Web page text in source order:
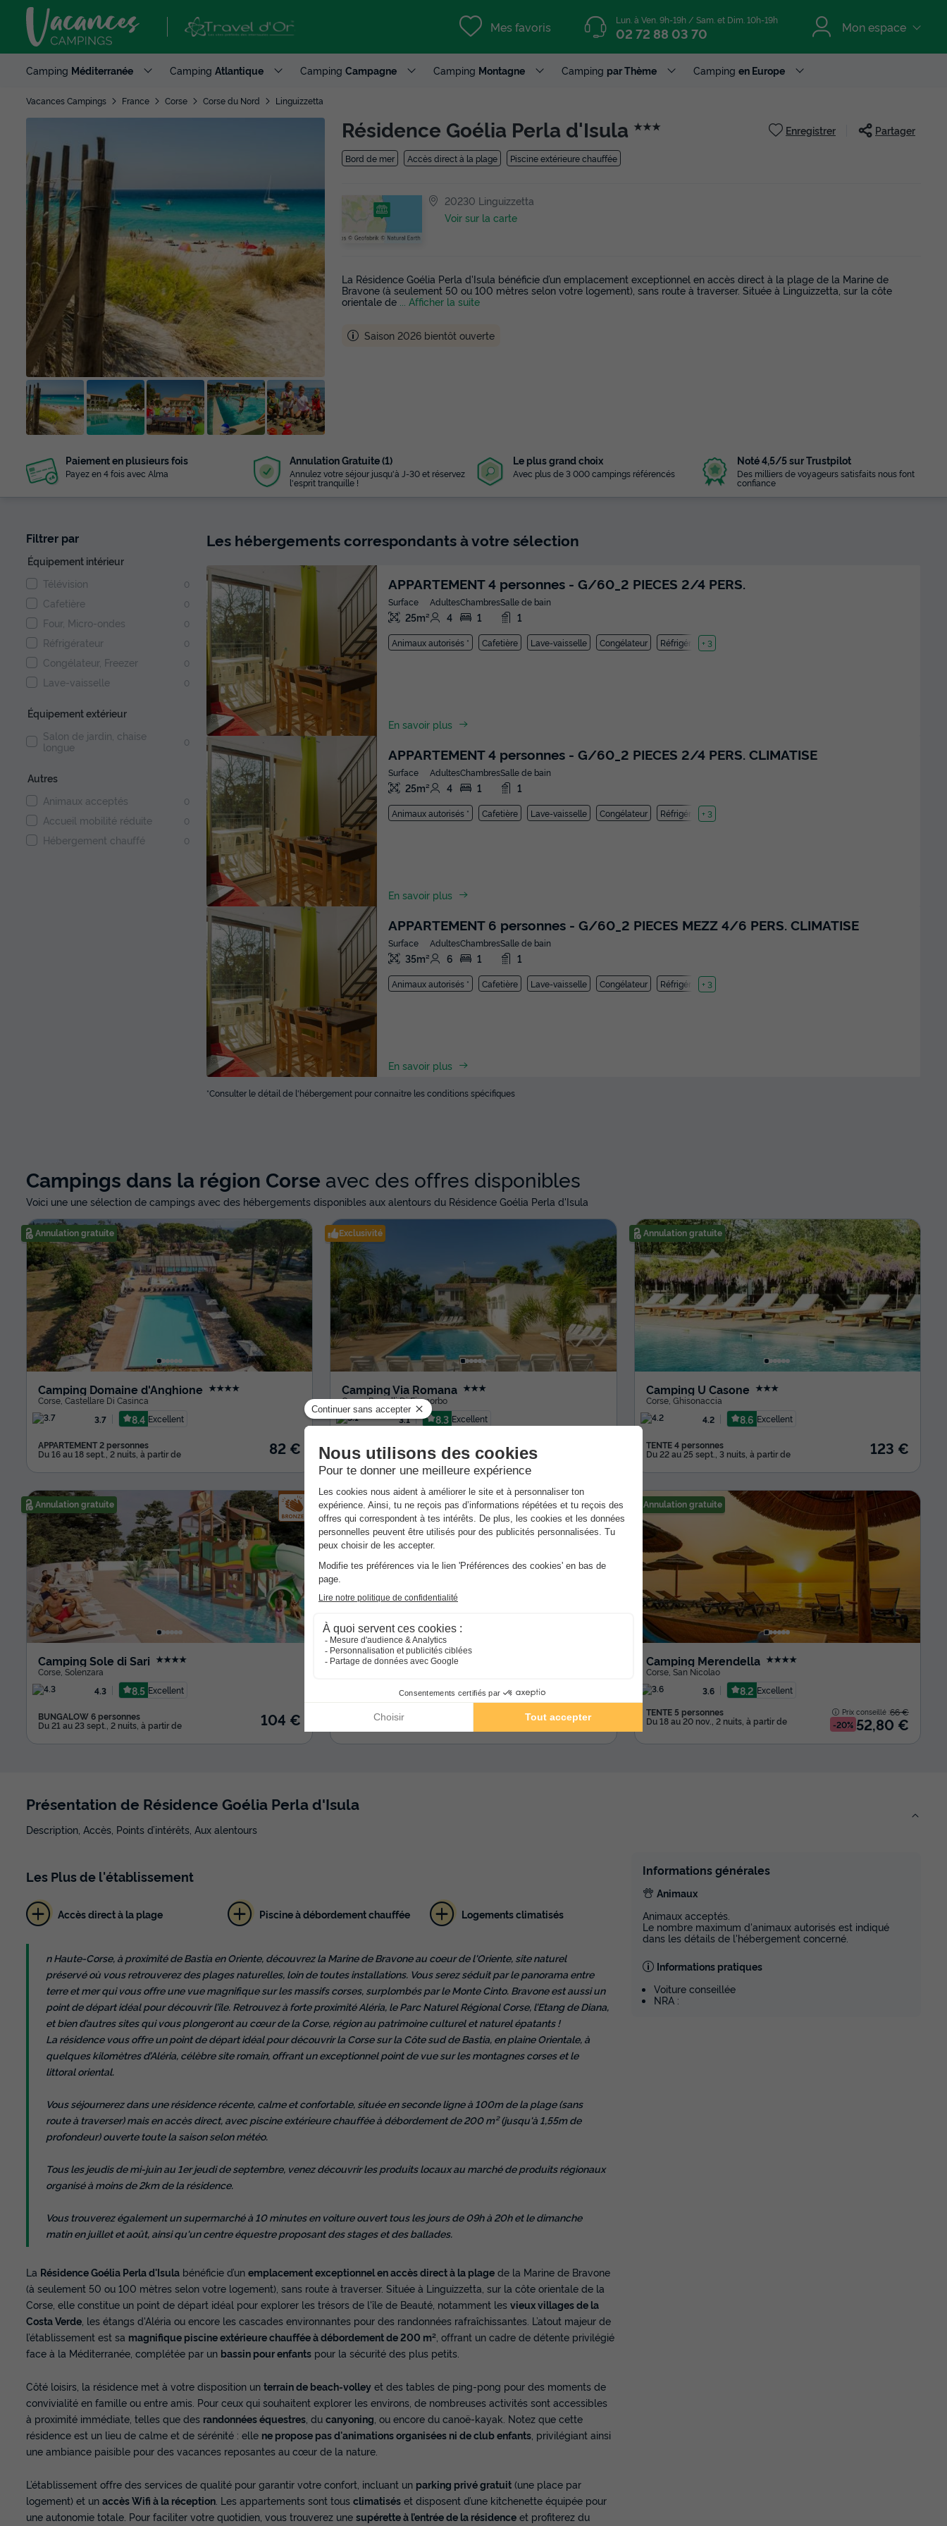
Mes favoris Lun. à Ven. 9h-19h / Sam. et Dim. 10h-19h
02 72 88 03 70 Mon espace
Camping Méditerranée Camping Atlantique Camping Campagne Camping Montagne Camping par Thème Camping en Europe
Vacances Campings France Corse Corse du Nord Linguizzetta
+ 14
photos
Résidence Goélia Perla d'Isula ★★★ Enregistrer Partager
Bord de mer Accès direct à la plage Piscine extérieure chauffée
20230 Linguizzetta
Voir sur la carte
La Résidence Goélia Perla d'Isula bénéficie d’un emplacement exceptionnel en accès direct à la plage de la Marine de
Bravone (à seulement 50 ou 100 mètres selon votre logement), sans route à traverser. Située à Linguizzetta, sur la côte
orientale de
... Afficher la suite
Saison 2026 bientôt ouverte
Paiement en plusieurs fois
Payez en 4 fois avec Alma
Annulation Gratuite (1)
Annulez votre séjour jusqu'à J-30 et réservez
l'esprit tranquille !
Le plus grand choix
Avec plus de 3 000 campings référencés
Noté 4,5/5 sur Trustpilot
Des milliers de voyageurs satisfaits nous font
confiance
Filtrer par
Équipement intérieur
Télévision
0
Cafetière 0
Four, Micro-ondes 0
Réfrigérateur 0
Congélateur, Freezer 0
Lave-vaisselle 0
Équipement extérieur
Salon de jardin, chaise
longue
0
Autres
Animaux acceptés
0
Accueil mobilité réduite 0
Hébergement chauffé 0
Les hébergements correspondants à votre sélection
APPARTEMENT 4 personnes - G/60_2 PIECES 2/4 PERS.
Surface
25m²
Adultes
4
Chambres
1
Salle de bain
1
Animaux autorisés * Cafetière Lave-vaisselle Congélateur Réfrigérateur
+ 3
En savoir plus
APPARTEMENT 4 personnes - G/60_2 PIECES 2/4 PERS. CLIMATISE
Surface
25m²
Adultes
4
Chambres
1
Salle de bain
1
Animaux autorisés * Cafetière Lave-vaisselle Congélateur Réfrigérateur
+ 3
En savoir plus
APPARTEMENT 6 personnes - G/60_2 PIECES MEZZ 4/6 PERS. CLIMATISE
Surface
35m²
Adultes
6
Chambres
1
Salle de bain
1
Animaux autorisés * Cafetière Lave-vaisselle Congélateur Réfrigérateur
+ 3
En savoir plus
*Consulter le détail de l'hébergement pour connaitre les conditions spécifiques
Campings dans la région Corse avec des offres disponibles
Voici une une sélection de campings avec des hébergements disponibles aux alentours du Résidence Goélia Perla d'Isula
Annulation gratuite
Camping Domaine d'Anghione ★★★★
Corse Castellare Di Casinca
3.7
8.4 Excellent
APPARTEMENT 2 personnes
Du 16 au 18 sept., 2 nuits, à partir de 82 €
Exclusivité
Camping Via Romana ★★★
Corse,Prunelli Di Fiumorbo
3.1
8.3 Excellent
Du 5 au 12 sept., 7 nuits, à partir de
Annulation gratuite
Camping U Casone ★★★
Corse, Ghisonaccia
4.2
8.6 Excellent
TENTE 4 personnes
Du 22 au 25 sept., 3 nuits, à partir de 123 €
Annulation gratuite
Camping Sole di Sari ★★★★
Corse Solenzara
4.3
8.5 Excellent
BUNGALOW 6 personnes
Du 21 au 23 sept., 2 nuits, à partir de 104 €
Annulation gratuite
Camping Arinella Bianca
4.4
8.3 Excellent
MOBILHOME 6 personnes 198 €
Annulation gratuite
Camping Merendella ★★★★
Corse, San Nicolao
3.6
8.2 Excellent
TENTE 5 personnes
Du 18 au 20 nov., 2 nuits, à partir de
Prix conseillé :66 €
-20% 52,80 €
Présentation de Résidence Goélia Perla d'Isula
Description, Accès, Points d’intérêts, Aux alentours
Les Plusde l'établissement
Accès direct à la plage Piscine à débordement chauffée Logements climatisés
n Haute-Corse, à proximité de Bastia en Oriente, découvrez la Marine de Bravone au coeur de l'Oriente, site naturel
préservé où vous retrouverez des plages naturelles, loin de toutes installations. Vous serez séduit par le panorama entre
terre et mer qui vous offre une vue magnifique sur les massifs corses, surplombés par le Monte Cinto. Bravone est aussi un
point de départ idéal pour découvrir l’île. Retrouvez à forte proximité Aléria, le Parc Naturel Régional Corse, l’Etang de Diana,
et bien d’autres sites qui vous plongeront au cœur de la Corse, région au patrimoine culturel et naturel épatants !
La résidence vous offre un point de départ idéal pour découvrir la Corse sur la Côte sud de Bastia, en plaine Orientale, à
quelques kilomètres d’Aléria, célèbre site romain, offrant un exceptionnel point de vue sur les montagnes corses et le
littoral oriental.
Vous séjournerez dans une résidence récente, calme et confortable, située en seconde ligne à 100m de la plage (sans
route à traverser) mais en accès direct, avec piscine extérieure chauffée à débordement de 200 m² (jusqu'à 1,55m de
profondeur) ouverte toute la saison selon météo.
Tous les jeudis de mi-juin au 1er jeudi de septembre, venez découvrir les produits locaux au marché de produits régionaux
organisé à moins de 2km de la résidence.
Vous trouverez également un supermarché à 10 minutes en voiture ouvert tous les jours de 09h à 20h et le dimanche
matin en juillet et août, ainsi qu'un centre équestre proposant des stages et des ballades.
La Résidence Goélia Perla d'Isula bénéficie d’un emplacement exceptionnel en accès direct à la plage de la Marine de Bravone
(à seulement 50 ou 100 mètres selon votre logement), sans route à traverser. Située à Linguizzetta, sur la côte orientale de la
Corse, elle constitue un point de départ idéal pour explorer les trésors de l'île de Beauté, notamment les vieux villages de la
Costa Verde , les étangs d'Aléria ou encore les cascades environnantes pour des randonnées rafraîchissantes. L’atout majeur de
l’établissement est sa magnifique piscine extérieure chauffée à débordement de 200 m² , offrant un cadre de détente privilégié
face à la Méditerranée, complétée par un bassin pour enfants pour la sécurité des plus petits.
Côté loisirs, la résidence met à votre disposition un terrain de beach-volley et des tables de ping-pong pour des moments de
convivialité en famille ou entre amis. Pour ceux qui souhaitent explorer les environs, de nombreuses activités sont accessibles
à proximité immédiate, telles que des randonnées équestres , du canyoning , ou encore du canoë-kayak. Notez que cette
résidence est un lieu de calme et de sérénité : elle ne propose pas d'animations organisées ni de club enfants , privilégiant ainsi
une ambiance paisible pour des vacances reposantes au cœur de la nature.
L’établissement offre des services de qualité pour garantir votre confort, incluant un parking privé gratuit (une place par
logement) et un accès Wifi à la réception . Les appartements sont tous climatisés et disposent d’une kitchenette équipée pour
une autonomie totale. Pour faciliter votre quotidien, vous trouverez une supérette à l’entrée de la résidence et profiterez du
Informations générales
Animaux
Animaux acceptés.
Le nombre maximum d'animaux autorisés est indiqué
dans les détails de l'hébergement concerné.
Informations pratiques
Voiture conseillée
NRA :